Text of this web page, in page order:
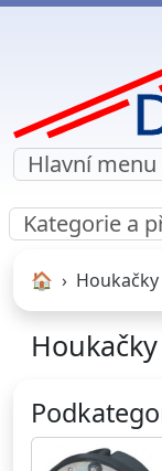
Hlavní menu
Kategorie a
🏠︎ Houkačky